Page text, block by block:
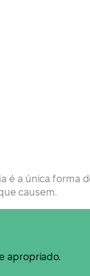
é a única forma
causem.
apropriado.